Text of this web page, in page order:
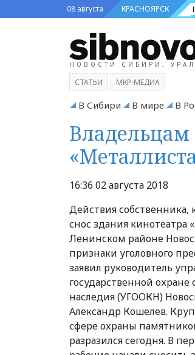
08 августа КРАСНОЯРСК
НОВОСТИ СИБИРИ,
СТАТЬИ МКР-МЕДИА
В Сибири В мире В
Владельцам
16:36 02 августа 2018
Действия
снос здания кинотеатра
Ленинском районе
признаки уголовного
заявил руководитель
государственной охране
наследия (УГООКН)
Александр Кошелев.
сфере охраны
разразился сегодня. В